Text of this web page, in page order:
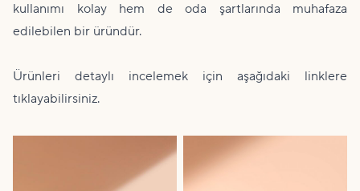
kullanımı kolay hem de oda şartlarında muhafaza
edilebilen bir üründür.
Ürünleri detaylı incelemek için aşağıdaki linklere
tıklayabilirsiniz.